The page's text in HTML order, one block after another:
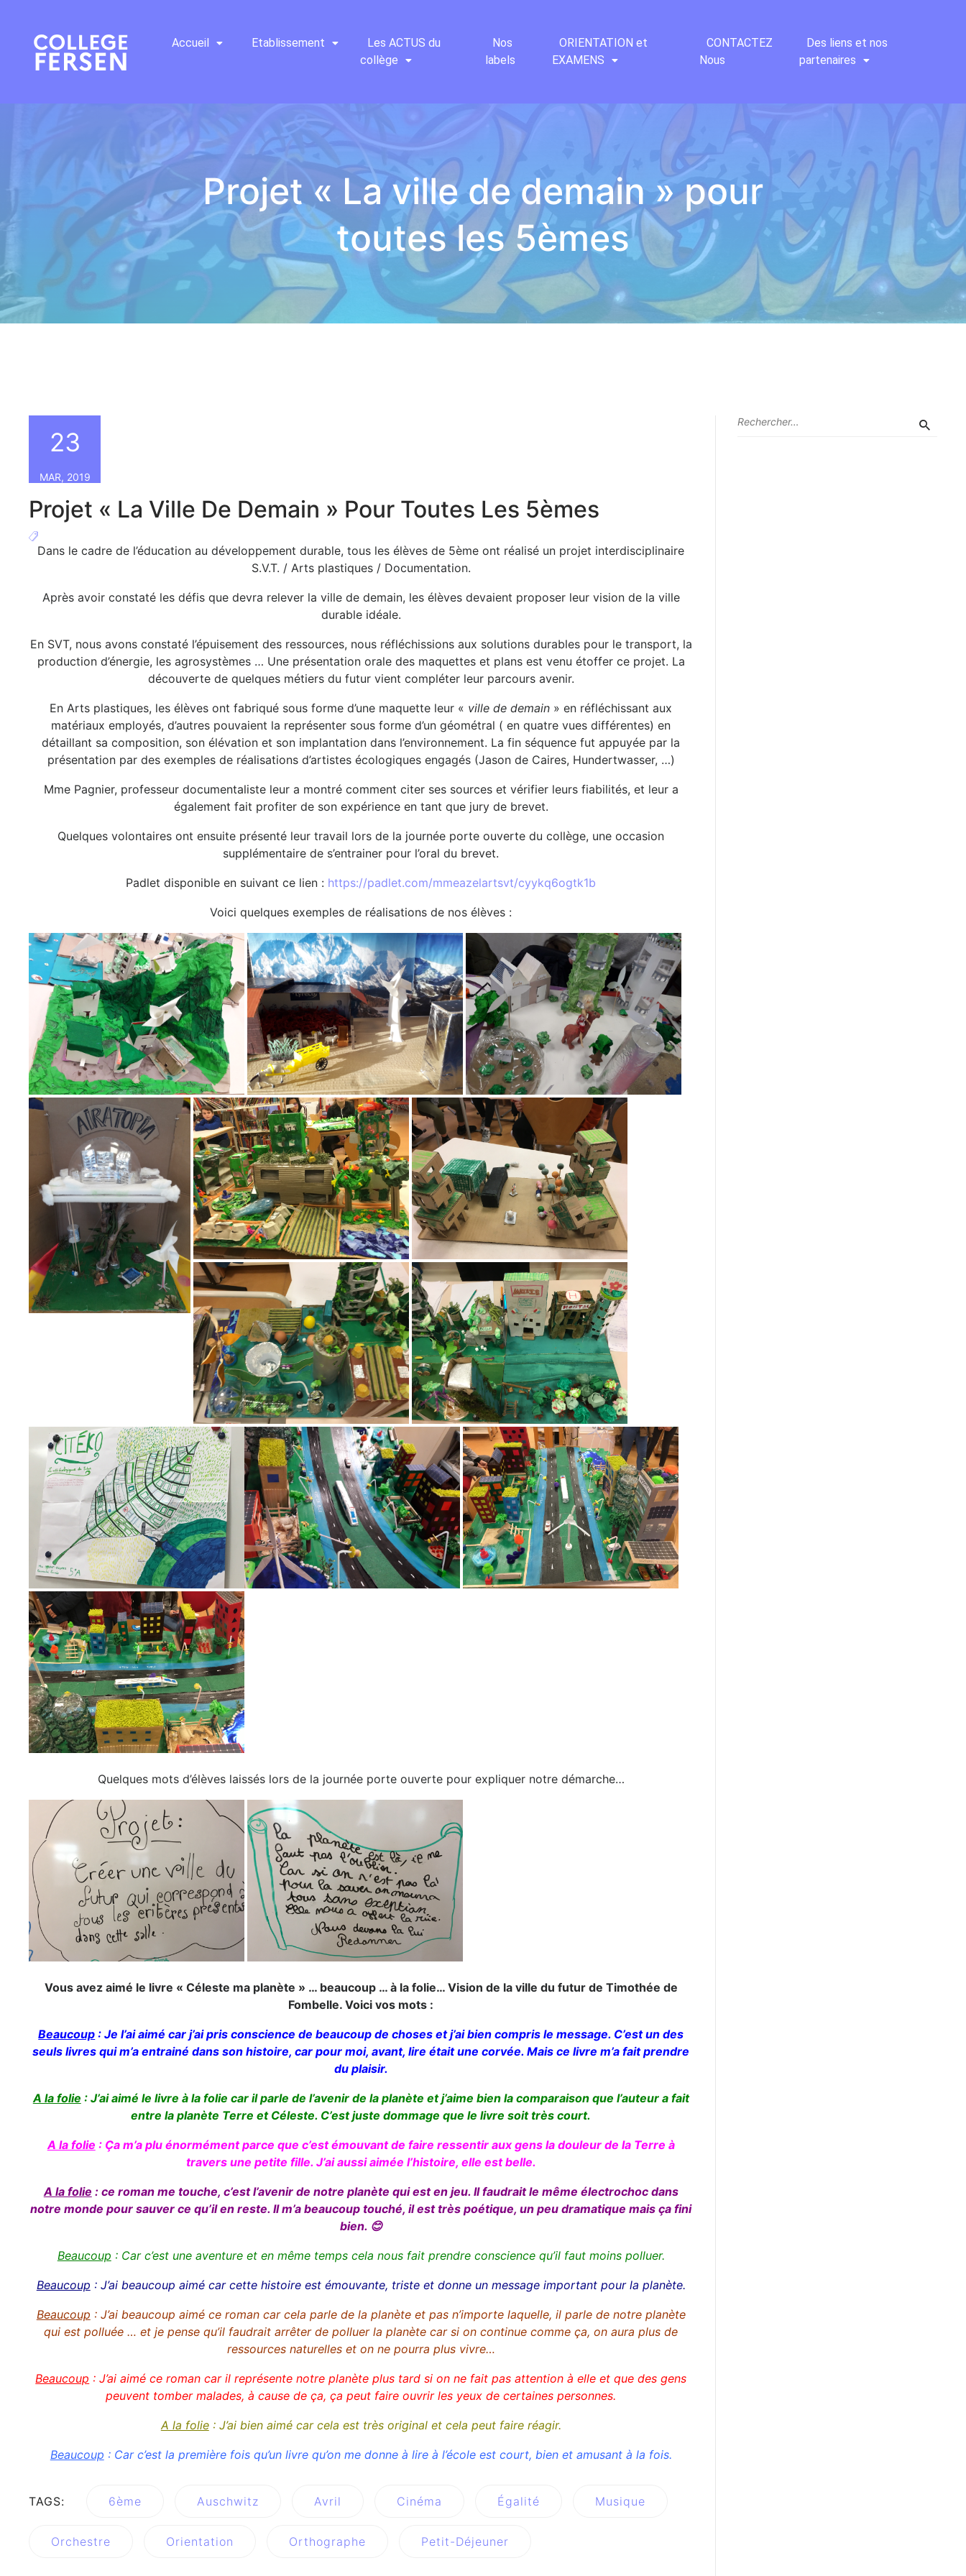
Accueil Etablissement
Les ACTUS du
collège
Nos
labels
ORIENTATION et
EXAMENS
CONTACTEZ
Nous
Des liens et nos
partenaires
Projet « La ville de demain » pour
toutes les 5èmes
Projet « La Ville De Demain » Pour Toutes Les 5èmes
23
MAR, 2019
Dans le cadre de l’éducation au développement durable, tous les élèves de 5ème ont réalisé un projet interdisciplinaire
S.V.T. / Arts plastiques / Documentation.
Après avoir constaté les défis que devra relever la ville de demain, les élèves devaient proposer leur vision de la ville
durable idéale.
En SVT, nous avons constaté l’épuisement des ressources, nous réfléchissions aux solutions durables pour le transport, la
production d’énergie, les agrosystèmes … Une présentation orale des maquettes et plans est venu étoffer ce projet. La
découverte de quelques métiers du futur vient compléter leur parcours avenir.
En Arts plastiques, les élèves ont fabriqué sous forme d’une maquette leur « ville de demain » en réfléchissant aux
matériaux employés, d’autres pouvaient la représenter sous forme d’un géométral ( en quatre vues différentes) en
détaillant sa composition, son élévation et son implantation dans l’environnement. La fin séquence fut appuyée par la
présentation par des exemples de réalisations d’artistes écologiques engagés (Jason de Caires, Hundertwasser, …)
Mme Pagnier, professeur documentaliste leur a montré comment citer ses sources et vérifier leurs fiabilités, et leur a
également fait profiter de son expérience en tant que jury de brevet.
Quelques volontaires ont ensuite présenté leur travail lors de la journée porte ouverte du collège, une occasion
supplémentaire de s’entrainer pour l’oral du brevet.
Padlet disponible en suivant ce lien : https://padlet.com/mmeazelartsvt/cyykq6ogtk1b
Voici quelques exemples de réalisations de nos élèves :
Quelques mots d’élèves laissés lors de la journée porte ouverte pour expliquer notre démarche…
Vous avez aimé le livre « Céleste ma planète » … beaucoup … à la folie… Vision de la ville du futur de Timothée de
Fombelle. Voici vos mots :
Beaucoup : Je l’ai aimé car j’ai pris conscience de beaucoup de choses et j’ai bien compris le message. C’est un des
seuls livres qui m’a entrainé dans son histoire, car pour moi, avant, lire était une corvée. Mais ce livre m’a fait prendre
du plaisir.
A la folie : J’ai aimé le livre à la folie car il parle de l’avenir de la planète et j’aime bien la comparaison que l’auteur a fait
entre la planète Terre et Céleste. C’est juste dommage que le livre soit très court.
A la folie : Ça m’a plu énormément parce que c’est émouvant de faire ressentir aux gens la douleur de la Terre à
travers une petite fille. J’ai aussi aimée l’histoire, elle est belle.
A la folie : ce roman me touche, c’est l’avenir de notre planète qui est en jeu. Il faudrait le même électrochoc dans
notre monde pour sauver ce qu’il en reste. Il m’a beaucoup touché, il est très poétique, un peu dramatique mais ça fini
bien. 😊
Beaucoup : Car c’est une aventure et en même temps cela nous fait prendre conscience qu’il faut moins polluer.
Beaucoup : J’ai beaucoup aimé car cette histoire est émouvante, triste et donne un message important pour la planète.
Beaucoup : J’ai beaucoup aimé ce roman car cela parle de la planète et pas n’importe laquelle, il parle de notre planète
qui est polluée … et je pense qu’il faudrait arrêter de polluer la planète car si on continue comme ça, on aura plus de
ressources naturelles et on ne pourra plus vivre…
Beaucoup : J’ai aimé ce roman car il représente notre planète plus tard si on ne fait pas attention à elle et que des gens
peuvent tomber malades, à cause de ça, ça peut faire ouvrir les yeux de certaines personnes.
A la folie: J’ai bien aimé car cela est très original et cela peut faire réagir.
Beaucoup : Car c’est la première fois qu’un livre qu’on me donne à lire à l’école est court, bien et amusant à la fois.
TAGS: 6ème Auschwitz Avril Cinéma Égalité Musique
Orchestre Orientation Orthographe Petit-Déjeuner